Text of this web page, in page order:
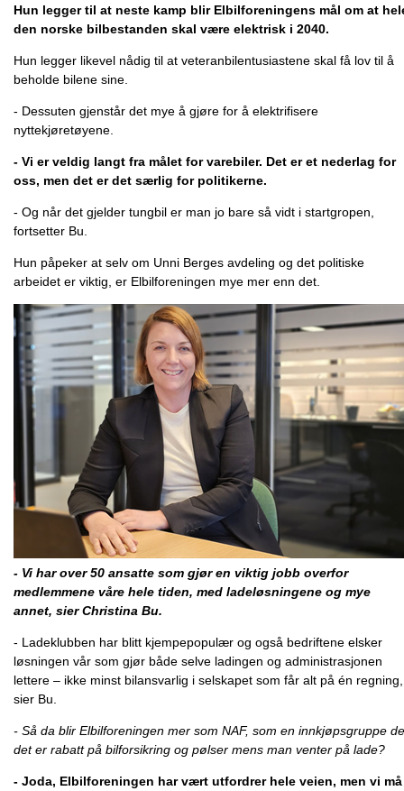
Hun legger til at neste kamp blir Elbilforeningens mål om at
den norske bilbestanden skal være elektrisk i 2040.
Hun legger likevel nådig til at veteranbilentusiastene skal få lov til å
beholde bilene sine.
- Dessuten gjenstår det mye å gjøre for å elektrifisere
nyttekjøretøyene.
- Vi er veldig langt fra målet for varebiler. Det er et nederlag for
oss, men det er det særlig for politikerne.
- Og når det gjelder tungbil er man jo bare så vidt i startgropen,
fortsetter Bu.
Hun påpeker at selv om Unni Berges avdeling og det politiske
arbeidet er viktig, er Elbilforeningen mye mer enn det.
- Vi har over 50 ansatte som gjør en viktig jobb overfor
medlemmene våre hele tiden, med ladeløsningene og mye
annet, sier Christina Bu.
- Ladeklubben har blitt kjempepopulær og også bedriftene elsker
løsningen vår som gjør både selve ladingen og administrasjonen
lettere – ikke minst bilansvarlig i selskapet som får alt på én regning,
sier Bu.
- Så da blir Elbilforeningen mer som NAF, som en innkjøpsgruppe
det er rabatt på bilforsikring og pølser mens man venter på lade?
- Joda, Elbilforeningen har vært utfordrer hele veien, men vi må